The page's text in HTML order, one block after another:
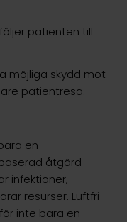
patienten till
möjliga skydd mot
patientresa.
en
åtgärd
infektioner,
resurser. Luftfri
inte bara en